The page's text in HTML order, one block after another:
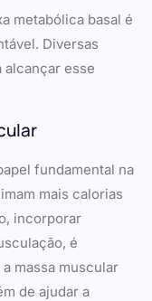
metabólica basal é
Diversas
alcançar esse
fundamental na
mais calorias
incorporar
é
massa muscular
de ajudar a